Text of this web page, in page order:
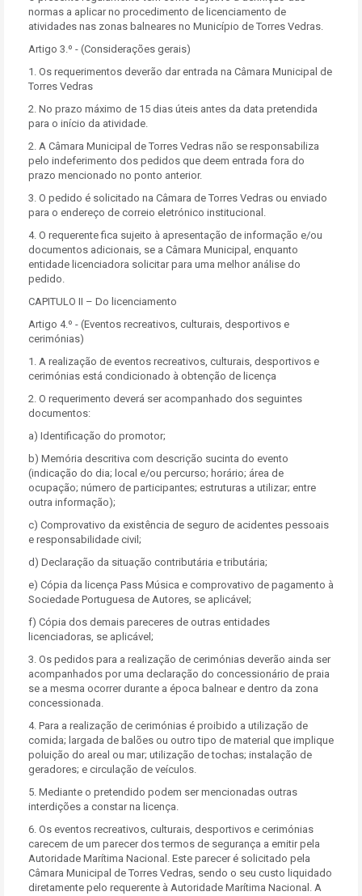
normas a aplicar no procedimento de licenciamento de
atividades nas zonas balneares no Município de Torres Vedras.
Artigo 3.º - (Considerações gerais)
1. Os requerimentos deverão dar entrada na Câmara Municipal de
Torres Vedras
2. No prazo máximo de 15 dias úteis antes da data pretendida
para o início da atividade.
2. A Câmara Municipal de Torres Vedras não se responsabiliza
pelo indeferimento dos pedidos que deem entrada fora do
prazo mencionado no ponto anterior.
3. O pedido é solicitado na Câmara de Torres Vedras ou enviado
para o endereço de correio eletrónico institucional.
4. O requerente fica sujeito à apresentação de informação e/ou
documentos adicionais, se a Câmara Municipal, enquanto
entidade licenciadora solicitar para uma melhor análise do
pedido.
CAPITULO II – Do licenciamento
Artigo 4.º - (Eventos recreativos, culturais, desportivos e
cerimónias)
1. A realização de eventos recreativos, culturais, desportivos e
cerimónias está condicionado à obtenção de licença
2. O requerimento deverá ser acompanhado dos seguintes
documentos:
a) Identificação do promotor;
b) Memória descritiva com descrição sucinta do evento
(indicação do dia; local e/ou percurso; horário; área de
ocupação; número de participantes; estruturas a utilizar; entre
outra informação);
c) Comprovativo da existência de seguro de acidentes pessoais
e responsabilidade civil;
d) Declaração da situação contributária e tributária;
e) Cópia da licença Pass Música e comprovativo de pagamento à
Sociedade Portuguesa de Autores, se aplicável;
f) Cópia dos demais pareceres de outras entidades
licenciadoras, se aplicável;
3. Os pedidos para a realização de cerimónias deverão ainda ser
acompanhados por uma declaração do concessionário de praia
se a mesma ocorrer durante a época balnear e dentro da zona
concessionada.
4. Para a realização de cerimónias é proibido a utilização de
comida; largada de balões ou outro tipo de material que implique
poluição do areal ou mar; utilização de tochas; instalação de
geradores; e circulação de veículos.
5. Mediante o pretendido podem ser mencionadas outras
interdições a constar na licença.
6. Os eventos recreativos, culturais, desportivos e cerimónias
carecem de um parecer dos termos de segurança a emitir pela
Autoridade Marítima Nacional. Este parecer é solicitado pela
Câmara Municipal de Torres Vedras, sendo o seu custo liquidado
diretamente pelo requerente à Autoridade Marítima Nacional. A